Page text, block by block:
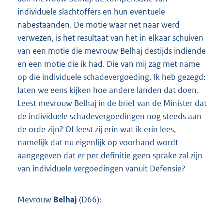
individuele slachtoffers en hun eventuele
nabestaanden. De motie waar net naar werd
verwezen, is het resultaat van het in elkaar schuiven
van een motie die mevrouw Belhaj destijds indiende
en een motie die ik had. Die van mij zag met name
op die individuele schadevergoeding. Ik heb gezegd:
laten we eens kijken hoe andere landen dat doen.
Leest mevrouw Belhaj in de brief van de Minister dat
de individuele schadevergoedingen nog steeds aan
de orde zijn? Of leest zij erin wat ik erin lees,
namelijk dat nu eigenlijk op voorhand wordt
aangegeven dat er per definitie geen sprake zal zijn
van individuele vergoedingen vanuit Defensie?
Mevrouw Belhaj (D66):